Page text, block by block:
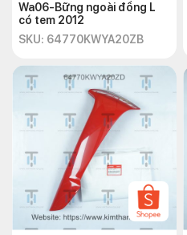
Wa06-Bững ngoài đồng L
có tem 2012
SKU: 64770KWYA20ZB